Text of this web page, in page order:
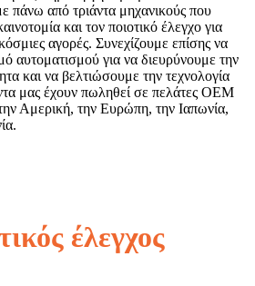
πάνω από τριάντα μηχανικούς που
και τον ποιοτικό έλεγχο για
αγορές. Συνεχίζουμε επίσης να
αυτοματισμού για να διευρύνουμε την
και να βελτιώσουμε την τεχνολογία
μας έχουν πωληθεί σε πελάτες OEM
Αμερική, την Ευρώπη, την Ιαπωνία,
έλεγχος